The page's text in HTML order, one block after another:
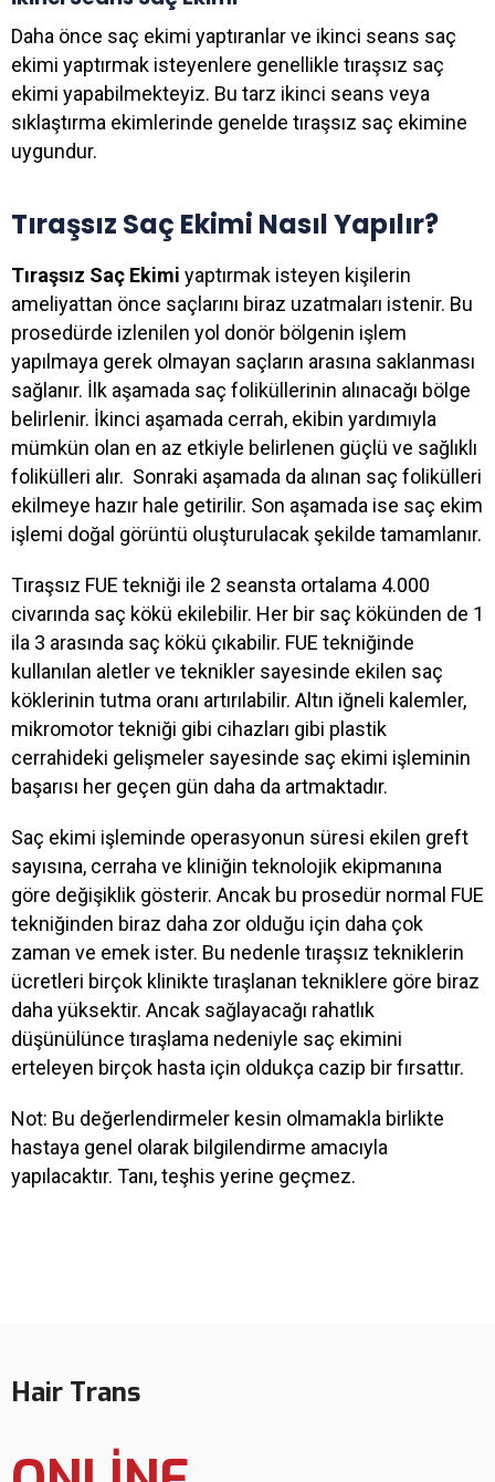
Daha önce saç ekimi yaptıranlar ve ikinci seans saç
ekimi yaptırmak isteyenlere genellikle tıraşsız saç
ekimi yapabilmekteyiz. Bu tarz ikinci seans veya
sıklaştırma ekimlerinde genelde tıraşsız saç ekimine
uygundur.
Tıraşsız Saç Ekimi Nasıl Yapılır?
Tıraşsız Saç Ekimi yaptırmak isteyen kişilerin
ameliyattan önce saçlarını biraz uzatmaları istenir. Bu
prosedürde izlenilen yol donör bölgenin işlem
yapılmaya gerek olmayan saçların arasına saklanması
sağlanır. İlk aşamada saç foliküllerinin alınacağı bölge
belirlenir. İkinci aşamada cerrah, ekibin yardımıyla
mümkün olan en az etkiyle belirlenen güçlü ve sağlıklı
folikülleri alır. Sonraki aşamada da alınan saç folikülleri
ekilmeye hazır hale getirilir. Son aşamada ise saç ekim
işlemi doğal görüntü oluşturulacak şekilde tamamlanır.
Tıraşsız FUE tekniği ile 2 seansta ortalama 4.000
civarında saç kökü ekilebilir. Her bir saç kökünden de 1
ila 3 arasında saç kökü çıkabilir. FUE tekniğinde
kullanılan aletler ve teknikler sayesinde ekilen saç
köklerinin tutma oranı artırılabilir. Altın iğneli kalemler,
mikromotor tekniği gibi cihazları gibi plastik
cerrahideki gelişmeler sayesinde saç ekimi işleminin
başarısı her geçen gün daha da artmaktadır.
Saç ekimi işleminde operasyonun süresi ekilen greft
sayısına, cerraha ve kliniğin teknolojik ekipmanına
göre değişiklik gösterir. Ancak bu prosedür normal FUE
tekniğinden biraz daha zor olduğu için daha çok
zaman ve emek ister. Bu nedenle tıraşsız tekniklerin
ücretleri birçok klinikte tıraşlanan tekniklere göre biraz
daha yüksektir. Ancak sağlayacağı rahatlık
düşünülünce tıraşlama nedeniyle saç ekimini
erteleyen birçok hasta için oldukça cazip bir fırsattır.
Not: Bu değerlendirmeler kesin olmamakla birlikte
hastaya genel olarak bilgilendirme amacıyla
yapılacaktır. Tanı, teşhis yerine geçmez.
Hair Trans